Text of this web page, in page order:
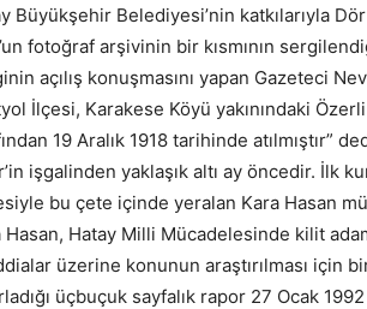
Büyükşehir Belediyesi’nin katkılarıyla
fotoğraf arşivinin bir kısmının
açılış konuşmasını yapan Gazeteci
İlçesi, Karakese Köyü yakınındaki
19 Aralık 1918 tarihinde atılmıştır”
işgalinden yaklaşık altı ay öncedir. İlk
bu çete içinde yeralan Kara Hasan
Hasan, Hatay Milli Mücadelesinde kilit
üzerine konunun araştırılması için
üçbuçuk sayfalık rapor 27 Ocak